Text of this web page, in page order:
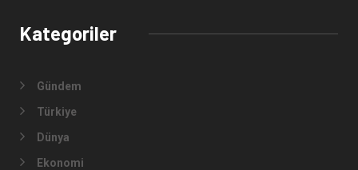
Anasayfa
İletişim
Künye